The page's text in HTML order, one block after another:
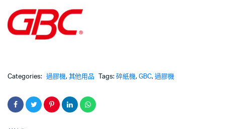
Categories: 過膠機, 其他用品 Tags:碎紙機,GBC, 過膠機